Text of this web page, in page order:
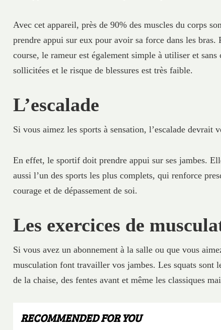
Avec cet appareil, près de 90% des muscles du corps
prendre appui sur eux pour avoir sa force dans les
course, le rameur est également simple à utiliser et
sollicitées et le risque de blessures est très faible.
L’escalade
Si vous aimez les sports à sensation, l’escalade
En effet, le sportif doit prendre appui sur ses jambes.
aussi l’un des sports les plus complets, qui renforce
courage et de dépassement de soi.
Les exercices de
Si vous avez un abonnement à la salle ou que vous
musculation font travailler vos jambes. Les squats sont
de la chaise, des fentes avant et même les classiques
RECOMMENDED FOR YOU